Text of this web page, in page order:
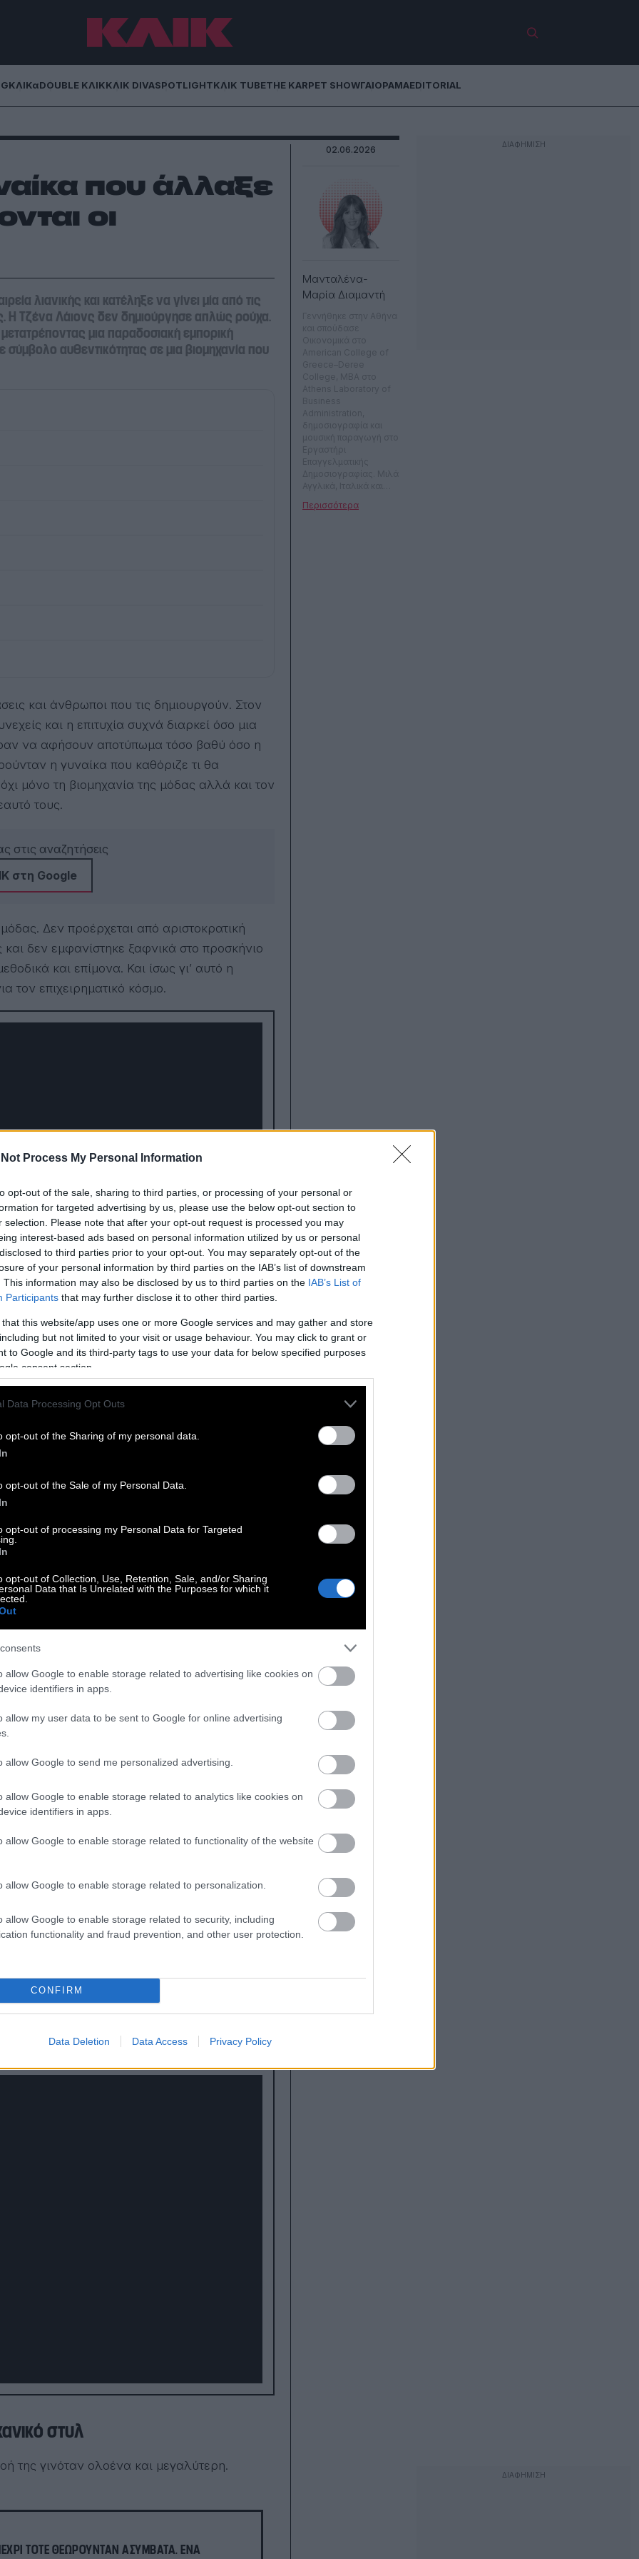
Not Process My Personal Information
opt-out of the sale, sharing to third parties, or processing of your personal or
for targeted advertising by us, please use the below opt-out section to
selection. Please note that after your opt-out request is processed you may
interest-based ads based on personal information utilized by us or personal
to third parties prior to your opt-out. You may separately opt-out of the
of your personal information by third parties on the IAB’s list of downstream
This information may also be disclosed by us to third parties on the IAB’s List of
Participants that may further disclose it to other third parties.
that this website/app uses one or more Google services and may gather and store
but not limited to your visit or usage behaviour. You may click to grant or
to Google and its third-party tags to use your data for below specified purposes
consent section.
Data Processing Opt Outs
opt-out of the Sharing of my personal data.
opt-out of the Sale of my Personal Data.
opt-out of processing my Personal Data for Targeted
opt-out of Collection, Use, Retention, Sale, and/or Sharing
Data that Is Unrelated with the Purposes for which it
allow Google to enable storage related to advertising like cookies on
identifiers in apps.
allow my user data to be sent to Google for online advertising
allow Google to send me personalized advertising.
allow Google to enable storage related to analytics like cookies on
identifiers in apps.
allow Google to enable storage related to functionality of the website
allow Google to enable storage related to personalization.
allow Google to enable storage related to security, including
functionality and fraud prevention, and other user protection.
CONFIRM
Data Deletion Data Access Privacy Policy
ΚΛΙΚαDOUBLE ΚΛΙΚΚΛΙΚ DIVASPOTLIGHTΚΛΙΚ TUBETHE KARPET SHOWΓΑΙΟΡΑΜΑEDITORIAL
που άλλαξε
οι
λιανικής και κατέληξε να γίνει μία από τις
Η Τζένα Λάιονς δεν δημιούργησε απλώς ρούχα.
μια παραδοσιακή εμπορική
σύμβολο αυθεντικότητας σε μια βιομηχανία που
και η επιτυχία συχνά διαρκεί όσο μια
να αφήσουν αποτύπωμα τόσο βαθύ όσο η
η γυναίκα που καθόριζε τι θα
μόνο τη βιομηχανία της μόδας αλλά και τον
τους.
στις αναζητήσεις
στη Google
Δεν προέρχεται από αριστοκρατική
και δεν εμφανίστηκε ξαφνικά στο προσκήνιο
και επίμονα. Και ίσως γι’ αυτό η
τον επιχειρηματικό κόσμο.
που προσπαθούσε να βρει τη θέση του
διαφορετική από τους συνομηλίκους της.
pigmenti, η οποία επηρέαζε το
της τη ζωή.
ΣΤΑΔΙΑΚΆ ΝΑ ΒΛΈΠΕΙ ΔΎΝΑΜΗ. ΚΑΤΆΛΑΒΕ
ΑΛΛΆ ΜΕ ΤΗΝ ΠΡΟΣΩΠΙΚΌΤΗΤΑ. ΔΕΝ ΑΦΟΡΆ
ΒΡΊΣΚΕΙΣ ΈΝΑΝ ΤΡΌΠΟ ΝΑ ΕΚΦΡΆΖΕΙΣ ΤΟΝ
της επιτυχίας.
σχεδιασμού.
ρούχα της. Είχε σταθερή παρουσία
μόδας. Δεν προκαλούσε ενθουσιασμό. Δεν
μια αλυσίδα λιανικής αλλά ως μια
οι γυναίκες στους δρόμους, στα περιοδικά
ήθελαν πραγματικά και όχι τι τους
στυλ
της γινόταν ολοένα και μεγαλύτερη.
ΤΌΤΕ ΘΕΩΡΟΎΝΤΑΝ ΑΣΎΜΒΑΤΑ. ΈΝΑ
02.06.2026
Mανταλένα-
Μαρία Διαμαντή
αρκετά χρόνια στο